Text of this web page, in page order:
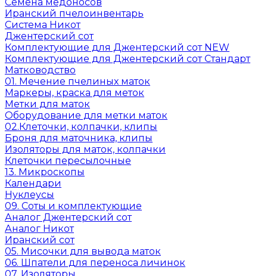
Иранский пчелоинвентарь
Система Никот
Джентерский сот
Комплектующие для Джентерский сот NEW
Комплектующие для Джентерский сот Стандарт
Матководство
01. Мечение пчелиных маток
Маркеры, краска для меток
Метки для маток
Оборудование для метки маток
02.Клеточки, колпачки, клипы
Броня для маточника, клипы
Изоляторы для маток, колпачки
Клеточки пересылочные
13. Микроскопы
Календари
Нуклеусы
09. Соты и комплектующие
Аналог Джентерский сот
Аналог Никот
Иранский сот
05. Мисочки для вывода маток
06. Шпатели для переноса личинок